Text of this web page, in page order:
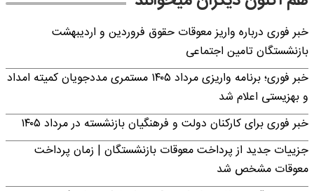
خبر فوری درباره واریز معوقات حقوق فروردین و اردیبهشت
بازنشستگان تامین اجتماعی
خبر فوری؛ برنامه واریزی مرداد ۱۴۰۵ مستمری مددجویان کمیته امداد
و بهزیستی اعلام شد
خبر فوری برای کارکنان دولت و فرهنگیان بازنشسته در مرداد ۱۴۰۵
جزییات جدید از پرداخت معوقات بازنشستگان | زمان پرداخت
معوقات مشخص شد